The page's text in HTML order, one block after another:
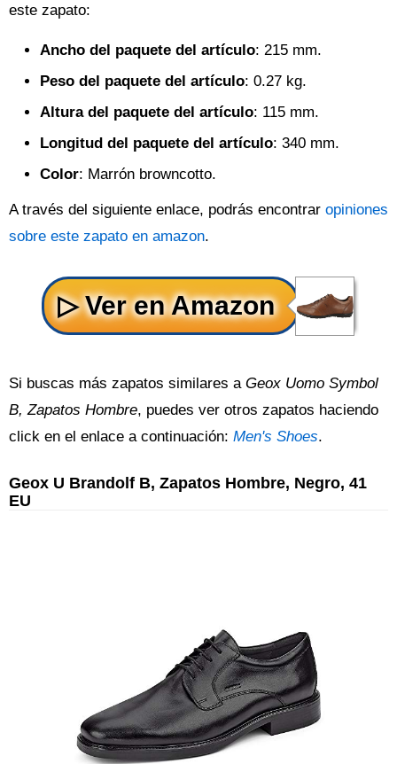
este zapato:
Ancho del paquete del artículo: 215 mm.
Peso del paquete del artículo: 0.27 kg.
Altura del paquete del artículo: 115 mm.
Longitud del paquete del artículo: 340 mm.
Color: Marrón browncotto.
A través del siguiente enlace, podrás encontrar opiniones
sobre este zapato en amazon.
Si buscas más zapatos similares a Geox Uomo Symbol
B, Zapatos Hombre, puedes ver otros zapatos haciendo
click en el enlace a continuación: Men's Shoes.
Geox U Brandolf B, Zapatos Hombre, Negro, 41
EU